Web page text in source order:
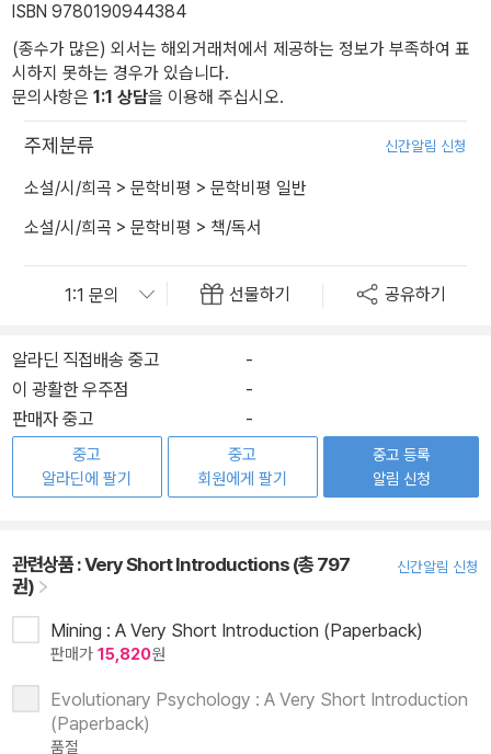
ISBN 9780190944384
(종수가 많은) 외서는 해외거래처에서 제공하는 정보가 부족하여 표
시하지 못하는 경우가 있습니다.
문의사항은 1:1 상담을 이용해 주십시오.
주제분류 신간알림 신청
소설/시/희곡 > 문학비평 > 문학비평 일반
소설/시/희곡 > 문학비평 > 책/독서
선물하기 공유하기
알라딘 직접배송 중고
-
이 광활한 우주점
-
판매자 중고
-
중고
알라딘에 팔기
중고
회원에게 팔기
중고 등록
알림 신청
관련상품 :Very Short Introductions (총 797
권)
신간알림 신청
Mining : A Very Short Introduction (Paperback)
판매가 15,820원
Evolutionary Psychology : A Very Short Introduction
(Paperback)
품절